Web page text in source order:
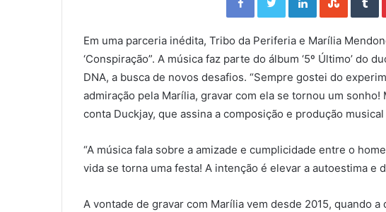
Em uma parceria inédita, Tribo da Periferia e Marília
‘Conspiração”. A música faz parte do álbum ‘5º Último’ do
DNA, a busca de novos desafios. “Sempre gostei do
admiração pela Marília, gravar com ela se tornou um sonho!
conta Duckjay, que assina a composição e produção musical
“A música fala sobre a amizade e cumplicidade entre o
vida se torna uma festa! A intenção é elevar a autoestima e
A vontade de gravar com Marília vem desde 2015, quando